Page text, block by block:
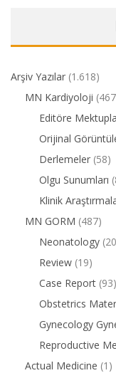
Arşiv Yazılar (1.618)
MN Kardiyoloji
Editöre
Orijinal
Derlemeler (58)
Olgu Sunumları
Klinik
MN GORM (487)
Neonatology
Review (19)
Case Report (93)
Obstetrics
Gynecology
Reproductive
Actual Medicine (1)